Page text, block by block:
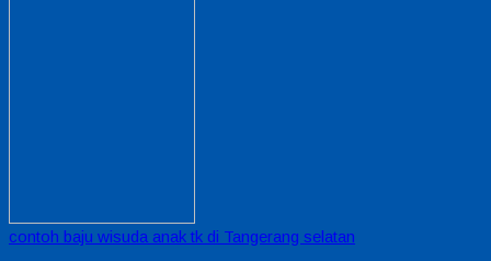
contoh baju wisuda anak tk di Tangerang selatan